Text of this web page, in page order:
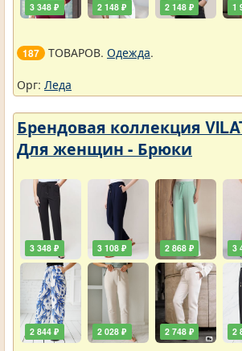
3 348 ₽ 2 148 ₽ 2 148 ₽ 1
187 ТОВАРОВ. Одежда.
Орг: Леда
Брендовая коллекция
Для женщин - Брюки
3 348 ₽
2 844 ₽
3 108 ₽
2 028 ₽
2 868 ₽
2 748 ₽
3
2